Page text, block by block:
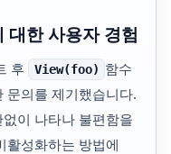
한 사용자 경험
후 View(foo) 함수
문의를 제기했습니다.
이 나타나 불편함을
활성화하는 방법에